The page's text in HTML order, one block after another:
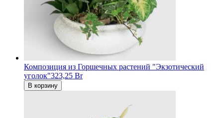
Композиция из Горшечных растений "Экзотический
уголок"323,25 Br
В корзину